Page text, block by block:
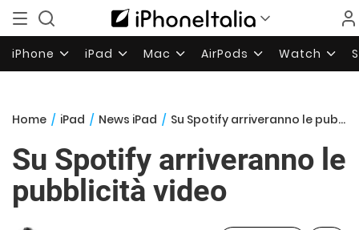
iPhone iPad Mac AirPods Watch
Home / iPad / News iPad / Su Spotify arriveranno le pubblicità video
Su Spotify arriveranno le
pubblicità video